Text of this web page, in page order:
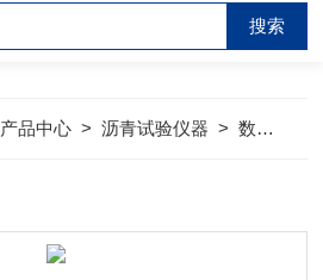
产品中心 >沥青试验仪器 >数显洛杉机磨耗机